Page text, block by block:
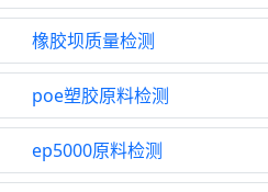
橡胶坝质量检测
poe塑胶原料检测
ep5000原料检测